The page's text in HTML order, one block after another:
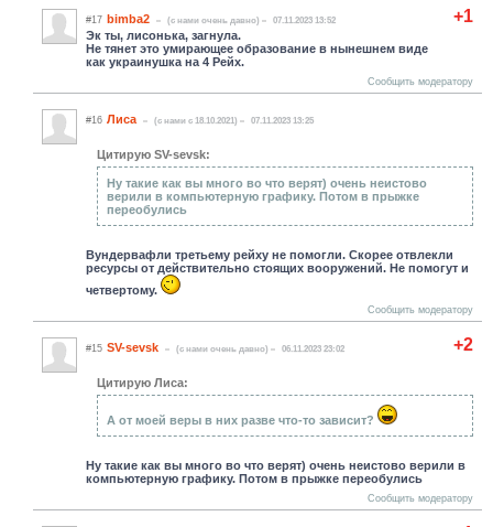
+1
#17 bimba2 (c нами очень давно) 07.11.2023 13:52
Эк ты, лисонька, загнула.
Не тянет это умирающее образование в нынешнем виде
как украинушка на 4 Рейх.
Сообщить модератору
#16 Лиса (c нами с 18.10.2021) 07.11.2023 13:25
Цитирую SV-sevsk:
Ну такие как вы много во что верят) очень неистово
верили в компьютерную графику. Потом в прыжке
переобулись
Вундервафли третьему рейху не помогли. Скорее отвлекли
ресурсы от действительно стоящих вооружений. Не помогут и
четвертому.
Сообщить модератору
+2
#15 SV-sevsk (c нами очень давно) 06.11.2023 23:02
Цитирую Лиса:
А от моей веры в них разве что-то зависит?
Ну такие как вы много во что верят) очень неистово верили в
компьютерную графику. Потом в прыжке переобулись
Сообщить модератору